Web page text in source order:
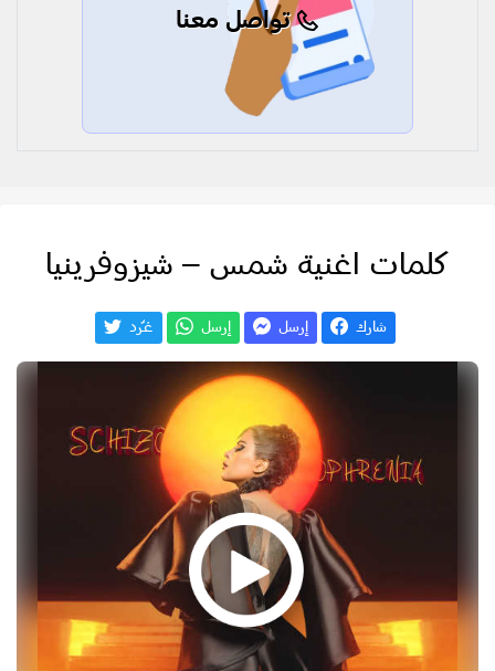
تواصل معنا
كلمات اغنية شمس – شيزوفرينيا
شارك إرسل إرسل غـّرد